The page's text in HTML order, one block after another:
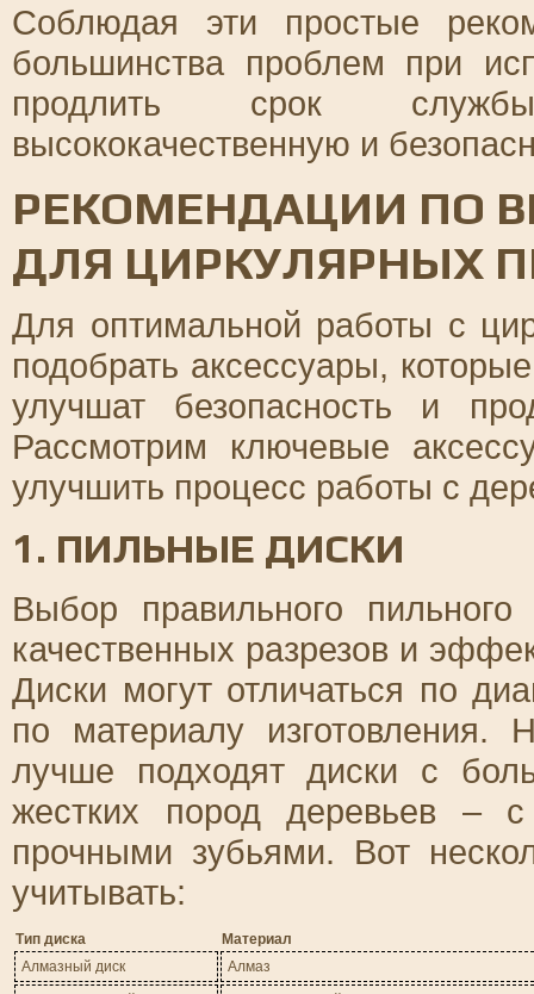
Соблюдая эти простые
большинства проблем при
продлить срок
высококачественную и
РЕКОМЕНДАЦИИ ПО
ДЛЯ ЦИРКУЛЯРНЫХ
Для оптимальной работы с
подобрать аксессуары,
улучшат безопасность и
Рассмотрим ключевые
улучшить процесс работы с
1. ПИЛЬНЫЕ ДИСКИ
Выбор правильного
качественных разрезов и
Диски могут отличаться по
по материалу изготовления.
лучше подходят диски с
жестких пород деревьев –
прочными зубьями. Вот
учитывать:
Тип диска
Материал
Алмазный диск
Алмаз